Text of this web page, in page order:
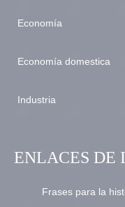
Economía
Economía domestica
Industria
ENLACES DE
Frases para la